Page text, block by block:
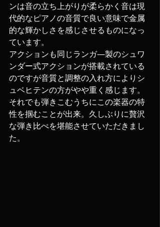
ンは音の立ち上がりが柔らかく音は現
代的なピアノの音質で良い意味で金属
的な輝かしさを感じさせるものになっ
ています。
アクションも同じランガ―製のシュワ
ンダー式アクションが搭載されている
のですが音質と調整の入れ方によりシ
ュベヒテンの方がやや重く感じます。
それでも弾きこむうちにこの楽器の特
性を掴むことが出来。久しぶりに贅沢
な弾き比べを堪能させていただきまし
た。